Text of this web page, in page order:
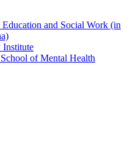
and Social Work (in
Institute
of Mental Health